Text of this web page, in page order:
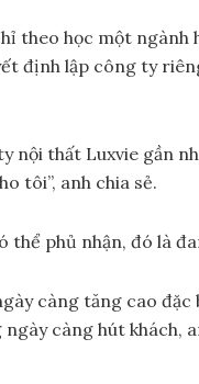
theo học một
định lập công ty
nội thất Luxvie gần
tôi”, anh chia sẻ.
thể phủ nhận, đó là
càng tăng cao
càng hút khách,